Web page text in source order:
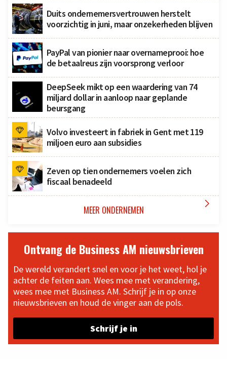
Duits ondernemersvertrouwen herstelt
voorzichtig in juni, maar onzekerheden blijven
PayPal van pionier naar overnameprooi: hoe
de betaalreus zijn voorsprong verloor
DeepSeek mikt op een waardering van 74
miljard dollar in aanloop naar geplande
beursgang
Volvo investeert in fabriek in Gent met 119
miljoen euro aan subsidies
Zeven op tien ondernemers voelen zich
fiscaal benadeeld
MEER ONDERNEMEN 
Ontvang de Business AM nieuwsbrieven
De wereld verandert snel en voor je het weet, hol je
achter de feiten aan. Wees mee met verandering,
wees mee met Business AM. Schrijf je in op onze
nieuwsbrieven en houd de vinger aan de pols.
Schrijf je in